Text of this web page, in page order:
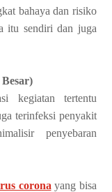
bahaya dan risiko
itu sendiri dan juga
kegiatan tertentu
terinfeksi penyakit
penyebaran
corona yang bisa